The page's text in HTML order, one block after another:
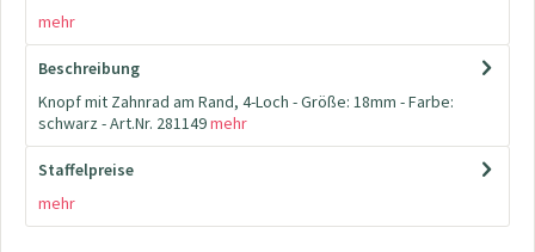
mehr
Beschreibung
Knopf mit Zahnrad am Rand, 4-Loch - Größe: 18mm - Farbe:
schwarz - Art.Nr. 281149mehr
Staffelpreise
mehr